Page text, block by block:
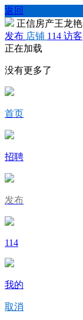
返回
正信房产王龙艳
发布 店铺 114 访客
正在加载
没有更多了
首页
招聘
发布
114
我的
取消